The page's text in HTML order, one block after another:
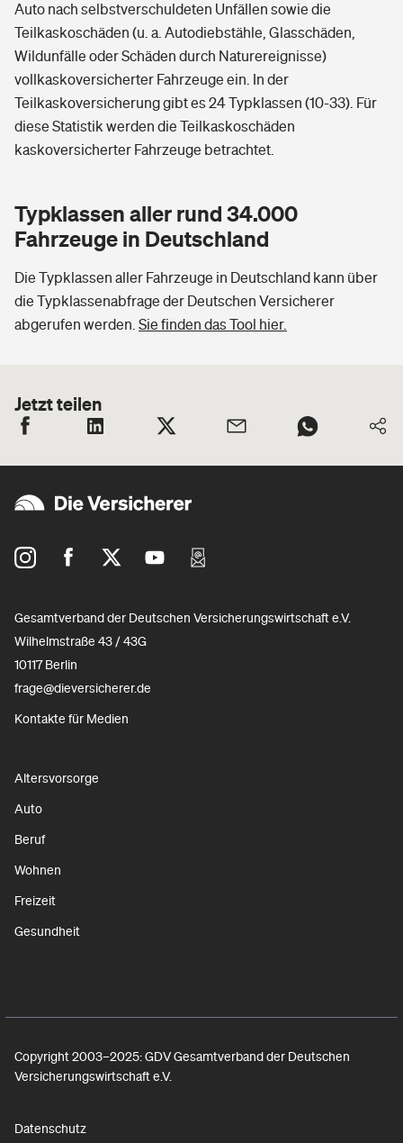
Auto nach selbstverschuldeten Unfällen sowie die
Teilkaskoschäden (u. a. Autodiebstähle, Glasschäden,
Wildunfälle oder Schäden durch Naturereignisse)
vollkaskoversicherter Fahrzeuge ein. In der
Teilkaskoversicherung gibt es 24 Typklassen (10-33). Für
diese Statistik werden die Teilkaskoschäden
kaskoversicherter Fahrzeuge betrachtet.
Typklassen aller rund 34.000
Fahrzeuge in Deutschland
Die Typklassen aller Fahrzeuge in Deutschland kann über
die Typklassenabfrage der Deutschen Versicherer
abgerufen werden. Sie finden das Tool hier.
Jetzt teilen
Gesamtverband der Deutschen Versicherungswirtschaft e.V.
Wilhelmstraße 43 / 43G
10117 Berlin
frage@dieversicherer.de
Kontakte für Medien
Altersvorsorge
Auto
Beruf
Wohnen
Freizeit
Gesundheit
Copyright 2003–2025: GDV Gesamtverband der Deutschen
Versicherungswirtschaft e.V.
Datenschutz